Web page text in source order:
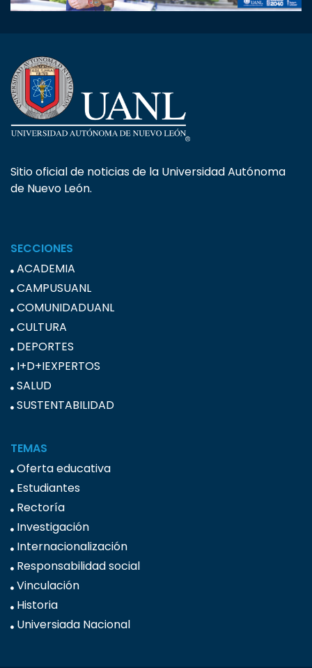
Sitio oficial de noticias de la Universidad Autónoma
de Nuevo León.
SECCIONES
ACADEMIA
CAMPUSUANL
COMUNIDADUANL
CULTURA
DEPORTES
I+D+IEXPERTOS
SALUD
SUSTENTABILIDAD
TEMAS
Oferta educativa
Estudiantes
Rectoría
Investigación
Internacionalización
Responsabilidad social
Vinculación
Historia
Universiada Nacional